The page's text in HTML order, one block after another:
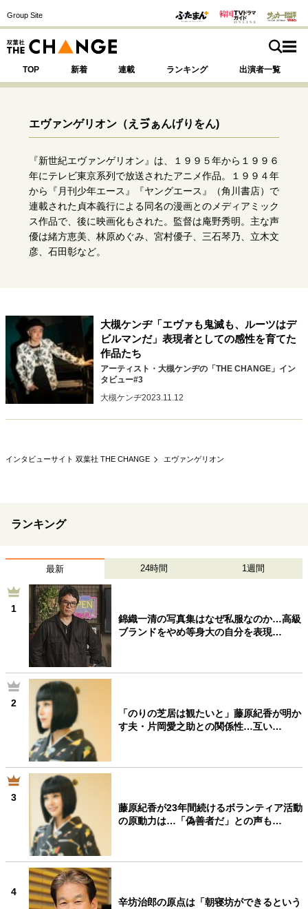
Group Site
TOP 新着 連載 ランキング 出演者一覧
SPECIAL 注目の記事テーマで探す
サイトの核・哲学
運命を変えた出会い 決断の裏側
挫折からの再起
未知への挑戦
プロフェッショナルの矜持
表現者の葛藤
キャリア・働き方
セカンドキャリアの描き方
独立という決断
大人の学び直し
ファーストキャリアを拓く
夢を掴む選択
トップが描く未来
ライフスタイル・生き方
40代からの景色 50代のリアル
美しさの哲学
パートナーとの歩み方
病が教えてくれたこと
熱狂できるもの
私を彩るエッセンス
70代のグランドデザイン
社会・カルチャー・マネー
地域とつながる/お金との付き合い方
エヴァンゲリオン （えゔぁんげりをん)
『新世紀エヴァンゲリオン』は、１９９５年から１９９６
年にテレビ東京系列で放送されたアニメ作品。１９９４年
から『月刊少年エース』『ヤングエース』（角川書店）で
連載された貞本義行による同名の漫画とのメディアミック
ス作品で、後に映画化もされた。監督は庵野秀明。主な声
優は緒方恵美、林原めぐみ、宮村優子、三石琴乃、立木文
彦、石田彰など。
大槻ケンヂ「エヴァも鬼滅も、ルーツはデ
ビルマンだ」表現者としての感性を育てた
作品たち
アーティスト・大槻ケンヂの「THE CHANGE」イン
タビュー#3
大槻ケンヂ2023.11.12
インタビューサイト 双葉社 THE CHANGE エヴァンゲリオン
ランキング
最新 24時間 1週間
1
錦織一清の写真集はなぜ私服なのか…高級
ブランドをやめ等身大の自分を表現…
2
「のりの芝居は観たいと」藤原紀香が明か
す夫・片岡愛之助との関係性…互い…
3
藤原紀香が23年間続けるボランティア活動
の原動力は…「偽善者だ」との声も…
4
辛坊治郎の原点は「朝寝坊ができるという